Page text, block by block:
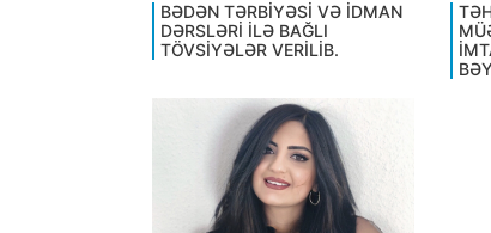
BƏDƏN TƏRBİYƏSİ VƏ İDMAN
DƏRSLƏRİ İLƏ BAĞLI
TÖVSİYƏLƏR VERİLİB.